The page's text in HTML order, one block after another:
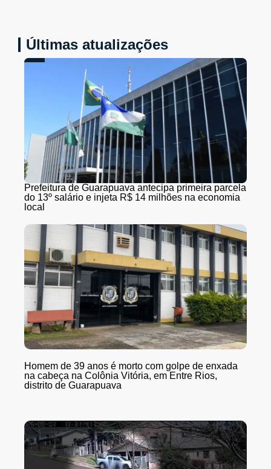
Últimas atualizações
Prefeitura de Guarapuava antecipa primeira parcela
do 13º salário e injeta R$ 14 milhões na economia
local
Homem de 39 anos é morto com golpe de enxada
na cabeça na Colônia Vitória, em Entre Rios,
distrito de Guarapuava